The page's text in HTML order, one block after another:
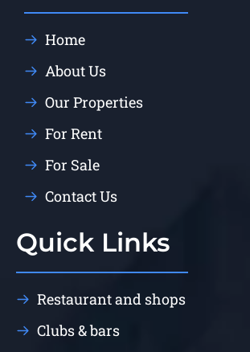
Home
About Us
Our Properties
For Rent
For Sale
Contact Us
Quick Links
Restaurant and shops
Clubs & bars